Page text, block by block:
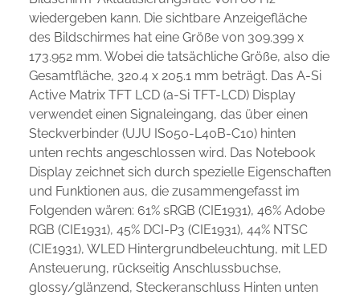
wiedergeben kann. Die sichtbare Anzeigefläche
des Bildschirmes hat eine Größe von 309.399 x
173.952 mm. Wobei die tatsächliche Größe, also die
Gesamtfläche, 320.4 x 205.1 mm beträgt. Das A-Si
Active Matrix TFT LCD (a-Si TFT-LCD) Display
verwendet einen Signaleingang, das über einen
Steckverbinder (UJU IS050-L40B-C10) hinten
unten rechts angeschlossen wird. Das Notebook
Display zeichnet sich durch spezielle Eigenschaften
und Funktionen aus, die zusammengefasst im
Folgenden wären: 61% sRGB (CIE1931), 46% Adobe
RGB (CIE1931), 45% DCI-P3 (CIE1931), 44% NTSC
(CIE1931), WLED Hintergrundbeleuchtung, mit LED
Ansteuerung, rückseitig Anschlussbuchse,
glossy/glänzend, Steckeranschluss Hinten unten